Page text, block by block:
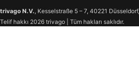
trivago N.V., Kesselstraße 5 – 7, 40221
Telif hakkı 2026 trivago | Tüm hakları saklıdır.